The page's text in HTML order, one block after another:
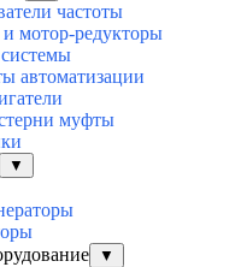
частоты
мотор-редукторы
автоматизации
муфты
▼
▼